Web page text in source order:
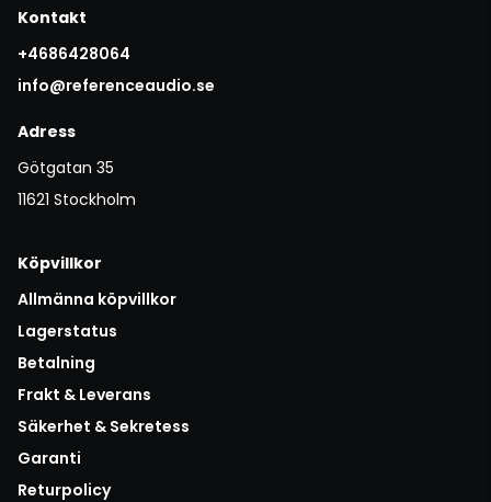
Kontakt
+4686428064
info@referenceaudio.se
Adress
Götgatan 35
11621 Stockholm
Köpvillkor
Allmänna köpvillkor
Lagerstatus
Betalning
Frakt & Leverans
Säkerhet & Sekretess
Garanti
Returpolicy